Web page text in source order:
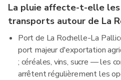
La pluie affecte-t-elle
transports autour de La
Port de La Rochelle-La
port majeur d'exportation
; céréales, vins, sucre — les
arrêtent régulièrement les